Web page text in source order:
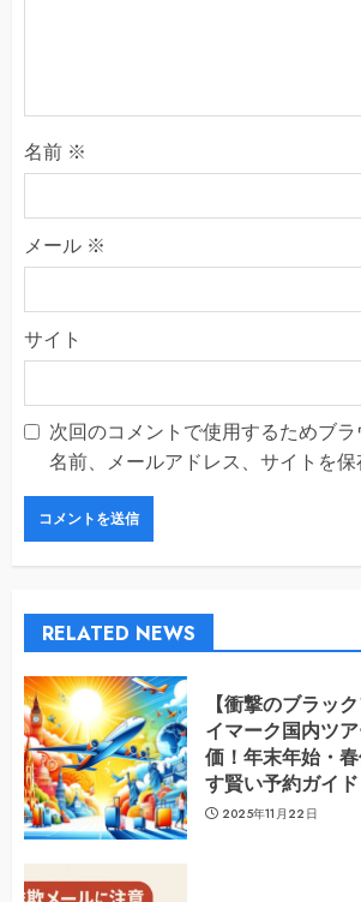
名前 ※
メール ※
サイト
次回のコメントで使用するためブ
名前、メールアドレス、サイトを保
RELATED NEWS
【衝撃のブラッ
イマーク国内ツ
価！年末年始・
す賢い予約ガイド
2025年11月22日